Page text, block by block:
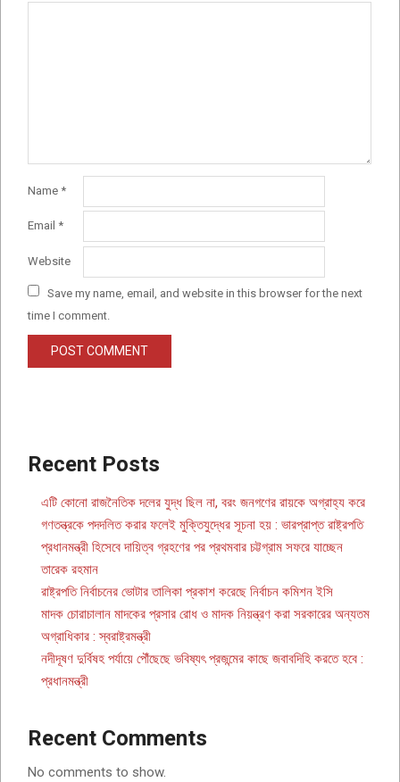
Name *
Email *
Website
Save my name, email, and website in this browser for the next
time I comment.
Recent Posts
এটি কোনো রাজনৈতিক দলের যুদ্ধ ছিল না, বরং জনগণের রায়কে অগ্রাহ্য করে
গণতন্ত্রকে পদদলিত করার ফলেই মুক্তিযুদ্ধের সূচনা হয় : ভারপ্রাপ্ত রাষ্ট্রপতি
প্রধানমন্ত্রী হিসেবে দায়িত্ব গ্রহণের পর প্রথমবার চট্টগ্রাম সফরে যাচ্ছেন
তারেক রহমান
রাষ্ট্রপতি নির্বাচনের ভোটার তালিকা প্রকাশ করেছে নির্বাচন কমিশন ইসি
মাদক চোরাচালান মাদকের প্রসার রোধ ও মাদক নিয়ন্ত্রণ করা সরকারের অন্যতম
অগ্রাধিকার : স্বরাষ্ট্রমন্ত্রী
নদীদূষণ দুর্বিষহ পর্যায়ে পৌঁছেছে ভবিষ্যৎ প্রজন্মের কাছে জবাবদিহি করতে হবে :
প্রধানমন্ত্রী
Recent Comments
No comments to show.